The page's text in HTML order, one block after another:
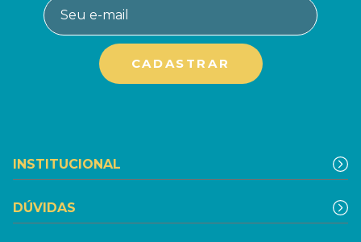
INSTITUCIONAL
DÚVIDAS